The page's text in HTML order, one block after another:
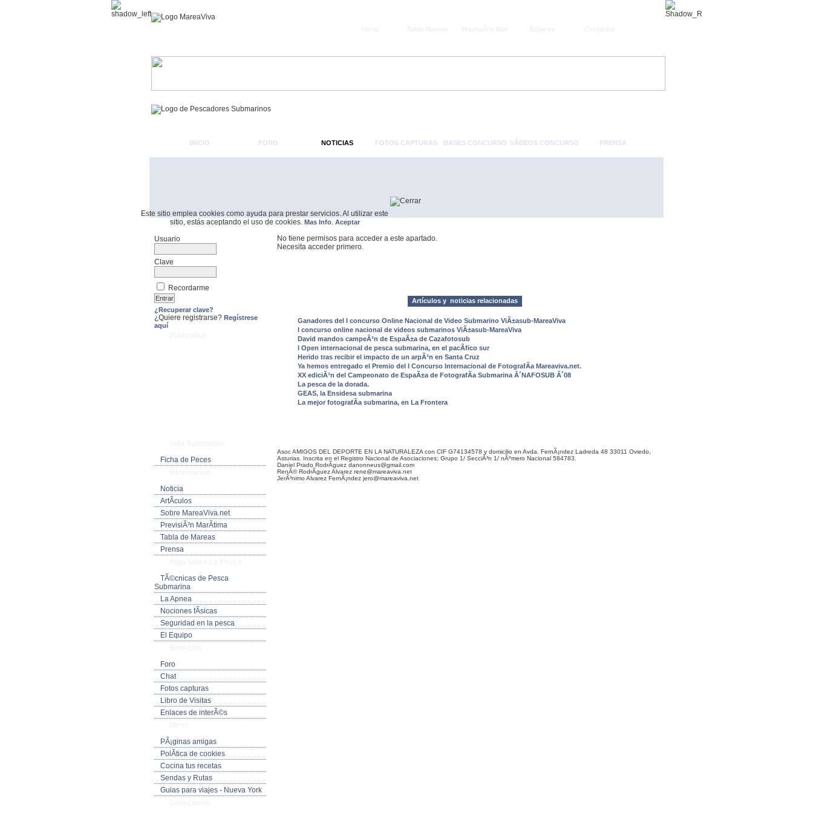
Este sitio emplea cookies como ayuda para prestar servicios. Al utilizar este
sitio, estás aceptando el uso de cookies. Mas Info. Aceptar
INICIO FORO NOTICIAS FOTOS CAPTURAS BASES CONCURSO VÃ­DEOS CONCURSO PRENSA
Formulario De Acceso
Usuario
Clave
Recordarme
¿Recuperar clave?
¿Quiere registrarse? Regístrese
aquí
Ficha de Peces
Noticia
ArtÃ­culos
Sobre MareaViva.net
PrevisiÃ³n MarÃ­tima
Tabla de Mareas
Prensa
TÃ©cnicas de Pesca
Submarina
La Apnea
Nociones fÃ­sicas
Seguridad en la pesca
El Equipo
Foro
Chat
Fotos capturas
Libro de Visitas
Enlaces de interÃ©s
PÃ¡ginas amigas
PolÃ­tica de cookies
Cocina tus recetas
Sendas y Rutas
Guias para viajes - Nueva York
No tiene permisos para acceder a este apartado.
Necesita acceder primero.
Artículos y noticias relacionadas
Ganadores del I concurso Online Nacional de Video Submarino ViÃ±asub-MareaViva
I concurso online nacional de videos submarinos ViÃ±asub-MareaViva
David mandos campeÃ³n de EspaÃ±a de Cazafotosub
I Open internacional de pesca submarina, en el pacÃ­fico sur
Herido tras recibir el impacto de un arpÃ³n en Santa Cruz
Ya hemos entregado el Premio del I Concurso Internacional de FotografÃ­a Mareaviva.net.
XX ediciÃ³n del Campeonato de EspaÃ±a de FotografÃ­a Submarina Â´NAFOSUB Â´08
La pesca de la dorada.
GEAS, la Ensidesa submarina
La mejor fotografÃ­a submarina, en La Frontera
Asoc AMIGOS DEL DEPORTE EN LA NATURALEZA con CIF G74134578 y domicilio en Avda. FernÃ¡ndez Ladreda 48 33011 Oviedo,
Asturias. Inscrita en el Registro Nacional de Asociaciones; Grupo 1/ SecciÃ³n 1/ nÃºmero Nacional 584783.
Daniel Prado RodrÃ­guez danonneus@gmail.com
RenÃ© RodrÃ­guez Alvarez rene@mareaviva.net
JerÃ³nimo Alvarez FernÃ¡ndez jero@mareaviva.net